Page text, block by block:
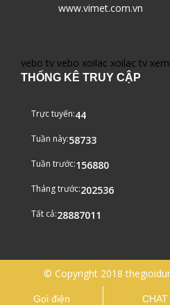
www.vimet.com.vn
vebo tv vebo xoilac xoilac tv
THỐNG KÊ TRUY CẬP
Trực tuyến:44
Tuần này:58733
Tuần trước:156880
Tháng trước:202536
Tất cả:28887011
© Copyright 2018
Gọi điện CHAT